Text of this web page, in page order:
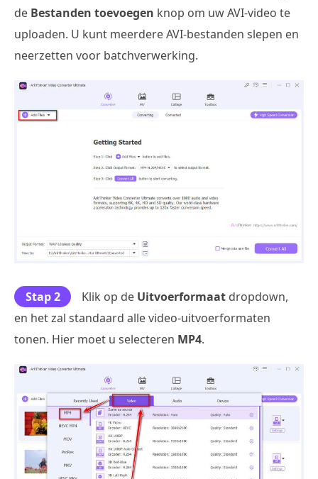
de Bestanden toevoegen knop om uw AVI-video te
uploaden. U kunt meerdere AVI-bestanden slepen en
neerzetten voor batchverwerking.
Stap 2 Klik op de Uitvoerformaat dropdown,
en het zal standaard alle video-uitvoerformaten
tonen. Hier moet u selecteren MP4.